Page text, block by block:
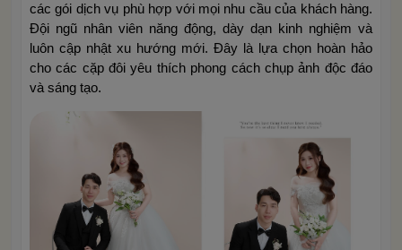
các gói dịch vụ phù hợp với mọi nhu cầu của khách hàng.
Đội ngũ nhân viên năng động, dày dạn kinh nghiệm và
luôn cập nhật xu hướng mới. Đây là lựa chọn hoàn hảo
cho các cặp đôi yêu thích phong cách chụp ảnh độc đáo
và sáng tạo.